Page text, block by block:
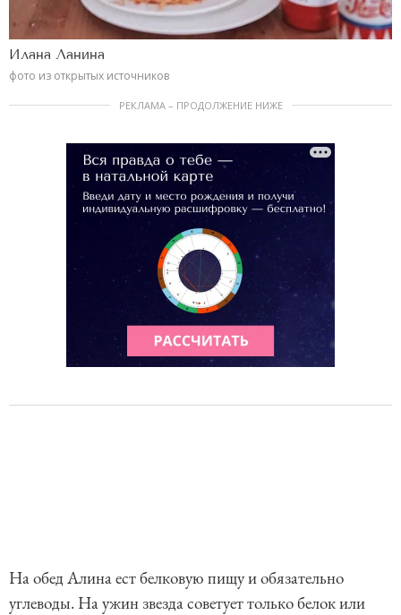
Илана Ланина
фото из открытых источников
РЕКЛАМА – ПРОДОЛЖЕНИЕ НИЖЕ
На обед Алина ест белковую пищу и обязательно
углеводы. На ужин звезда советует только белок или